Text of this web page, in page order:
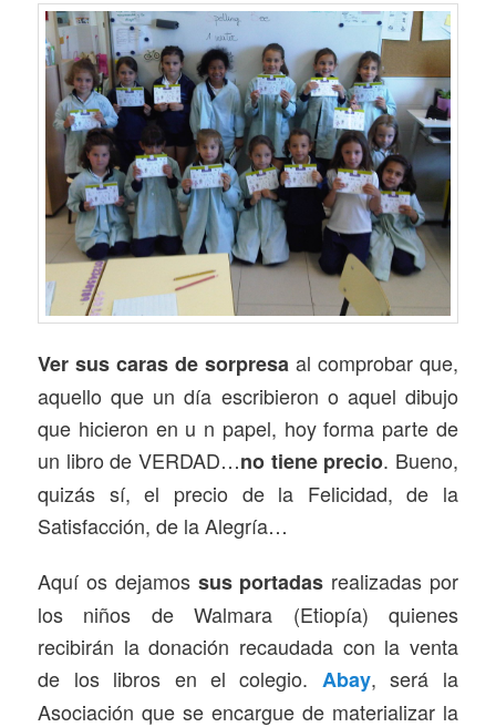
Ver sus caras de sorpresa al comprobar que,
aquello que un día escribieron o aquel dibujo
que hicieron en u n papel, hoy forma parte de
un libro de VERDAD…no tiene precio. Bueno,
quizás sí, el precio de la Felicidad, de la
Satisfacción, de la Alegría…
Aquí os dejamos sus portadas realizadas por
los niños de Walmara (Etiopía) quienes
recibirán la donación recaudada con la venta
de los libros en el colegio. Abay, será la
Asociación que se encargue de materializar la